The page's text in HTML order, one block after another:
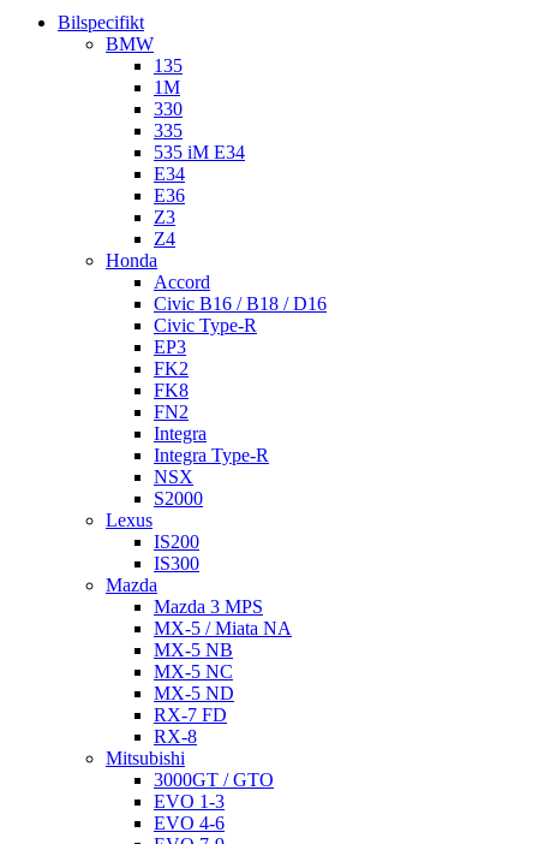
Bilspecifikt
BMW
135
1M
330
335
535 iM E34
E34
E36
Z3
Z4
Honda
Accord
Civic B16 / B18 / D16
Civic Type-R
EP3
FK2
FK8
FN2
Integra
Integra Type-R
NSX
S2000
Lexus
IS200
IS300
Mazda
Mazda 3 MPS
MX-5 / Miata NA
MX-5 NB
MX-5 NC
MX-5 ND
RX-7 FD
RX-8
Mitsubishi
3000GT / GTO
EVO 1-3
EVO 4-6